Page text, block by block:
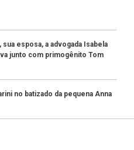
esposa, a advogada Isabela
junto com primogênito Tom
no batizado da pequena Anna